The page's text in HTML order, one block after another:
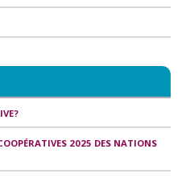
2025 DES NATIONS